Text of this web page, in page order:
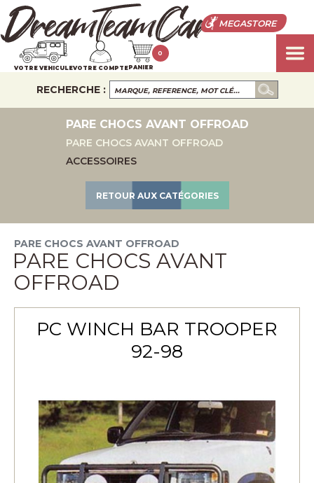
MEGASTORE
VOTRE VEHICULEVOTRE COMPTEPANIER
0
RECHERCHE :
PARE CHOCS AVANT OFFROAD
PARE CHOCS AVANT OFFROAD
ACCESSOIRES
RETOUR AUX CATÉGORIES
PARE CHOCS AVANT OFFROAD
PARE CHOCS AVANT
OFFROAD
PC WINCH BAR TROOPER
92-98